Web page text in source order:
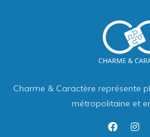
Charme & Caractère représente
métropolitaine et